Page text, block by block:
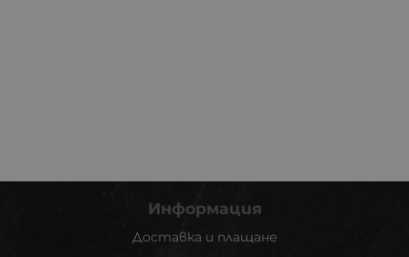
Информация
Доставка и плащане